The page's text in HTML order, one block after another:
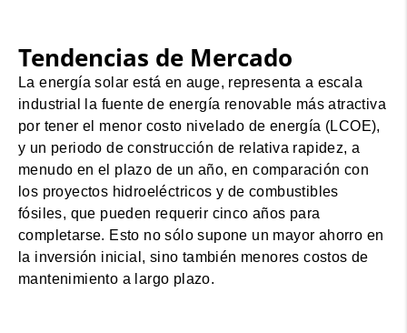
Tendencias de Mercado
La energía solar está en auge, representa a escala
industrial la fuente de energía renovable más atractiva
por tener el menor costo nivelado de energía (LCOE),
y un periodo de construcción de relativa rapidez, a
menudo en el plazo de un año, en comparación con
los proyectos hidroeléctricos y de combustibles
fósiles, que pueden requerir cinco años para
completarse. Esto no sólo supone un mayor ahorro en
la inversión inicial, sino también menores costos de
mantenimiento a largo plazo.